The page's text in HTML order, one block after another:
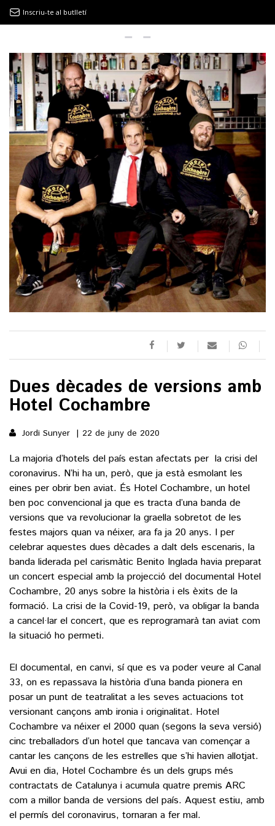
9MAGAZÍN
EL CLÀSSIC | ALBERT PLA
“LA VIDA ÉS COM LA MAR: SEMPRE BUSCA L’EQUILIBRI”
NOVETATS DISCOGRÀFIQUES
EL CLÀSSIC | ELS 3 TAMBORS
TEMÀTIQUES
()
()
ACTUALITAT
SOCIETAT
VEURE TOTES
ESPORTS
FUTBOL
HOQUEI PATINS
VEURE TOTES
CULTURA
ARTS ESCÈNIQUES
CULTURA POPULAR
LLIBRES
CALAIX
VEURE TOTES
FOTOGALERIES
9MAGAZÍN
AGENDA
BLOGOSFERA
Inscriu-te al butlletí
Dues dècades de versions amb
Hotel Cochambre
Jordi Sunyer 22 de juny de 2020
La majoria d’hotels del país estan afectats per la crisi del
coronavirus. N’hi ha un, però, que ja està esmolant les
eines per obrir ben aviat. És Hotel Cochambre, un hotel
ben poc convencional ja que es tracta d’una banda de
versions que va revolucionar la graella sobretot de les
festes majors quan va néixer, ara fa ja 20 anys. I per
celebrar aquestes dues dècades a dalt dels escenaris, la
banda liderada pel carismàtic Benito Inglada havia preparat
un concert especial amb la projecció del documental Hotel
Cochambre, 20 anys sobre la història i els èxits de la
formació. La crisi de la Covid-19, però, va obligar la banda
a cancel·lar el concert, que es reprogramarà tan aviat com
la situació ho permeti.
El documental, en canvi, sí que es va poder veure al Canal
33, on es repassava la història d’una banda pionera en
posar un punt de teatralitat a les seves actuacions tot
versionant cançons amb ironia i originalitat. Hotel
Cochambre va néixer el 2000 quan (segons la seva versió)
cinc treballadors d’un hotel que tancava van començar a
cantar les cançons de les estrelles que s’hi havien allotjat.
Avui en dia, Hotel Cochambre és un dels grups més
contractats de Catalunya i acumula quatre premis ARC
com a millor banda de versions del país. Aquest estiu, amb
el permís del coronavirus, tornaran a fer mal.